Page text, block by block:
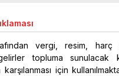
vergi, resim, harç
topluma sunulacak
için